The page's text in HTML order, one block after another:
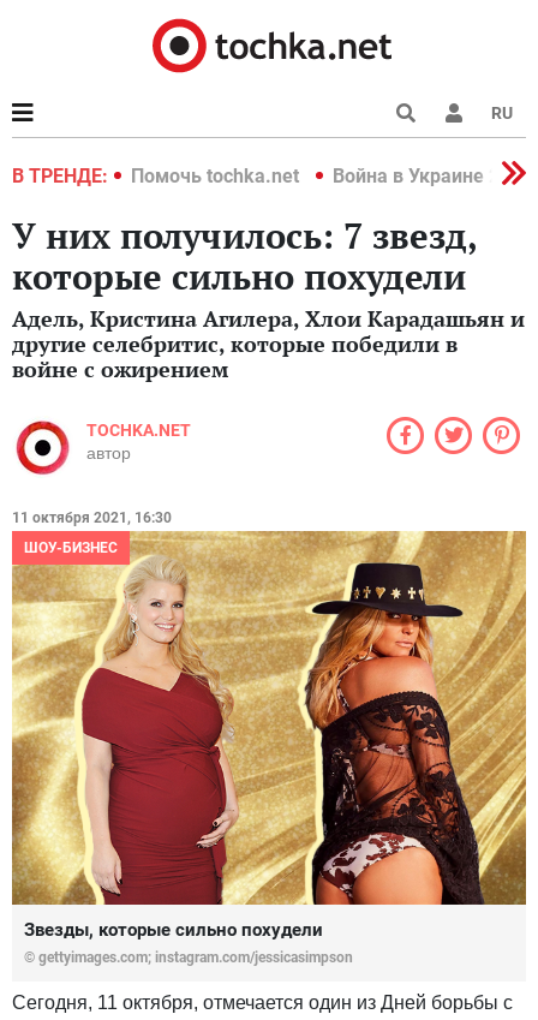
RU
В ТРЕНДЕ:
2022 Помочь tochka.net Война в Украине 2022
У них получилось: 7 звезд,
которые сильно похудели
Адель, Кристина Агилера, Хлои Карадашьян и
другие селебритис, которые победили в
войне с ожирением
TOCHKA.NET
автор
11 октября 2021, 16:30
ШОУ-БИЗНЕС
Звезды, которые сильно похудели
© gettyimages.com; instagram.com/jessicasimpson
Сегодня, 11 октября, отмечается один из Дней борьбы с